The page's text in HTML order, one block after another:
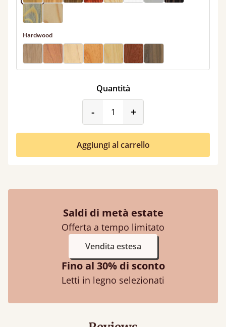
Hardwood
Quantità
-product_form.decrease
+
Aggiungi al carrello
Saldi di metà estate
Offerta a tempo limitato
Vendita estesa
Fino al 30% di sconto
Letti in legno selezionati